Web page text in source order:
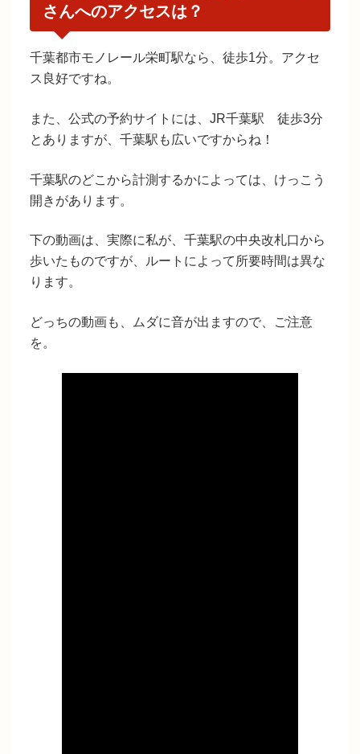
さんへのアクセスは？
千葉都市モノレール栄町駅なら、徒歩1分。アクセ
ス良好ですね。
また、公式の予約サイトには、JR千葉駅 徒歩3分
とありますが、千葉駅も広いですからね！
千葉駅のどこから計測するかによっては、けっこう
開きがあります。
下の動画は、実際に私が、千葉駅の中央改札口から
歩いたものですが、ルートによって所要時間は異な
ります。
どっちの動画も、ムダに音が出ますので、ご注意
を。